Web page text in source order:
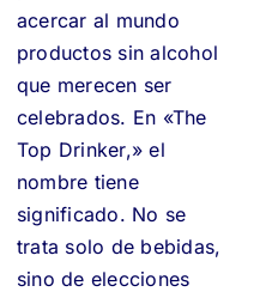
acercar al mundo
productos sin alcohol
que merecen ser
celebrados. En «The
Top Drinker,» el
nombre tiene
significado. No se
trata solo de bebidas,
sino de elecciones